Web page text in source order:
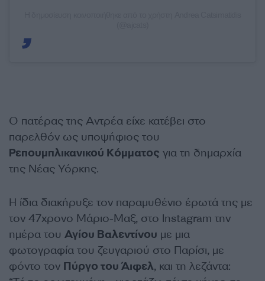
Ο πατέρας της Αντρέα είχε κατέβει στο
παρελθόν ως υποψήφιος του
Ρεπουμπλικανικού Κόμματος για τη δημαρχία
της Νέας Υόρκης.
Η ίδια διακήρυξε τον παραμυθένιο έρωτά της με
τον 47χρονο Μάριο-Μαξ, στο Instagram την
ημέρα του Αγίου Βαλεντίνου με μια
φωτογραφία του ζευγαριού στο Παρίσι, με
φόντο τον Πύργο του Άιφελ, και τη λεζάντα: